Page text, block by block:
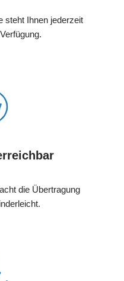
steht Ihnen jederzeit
die Übertragung